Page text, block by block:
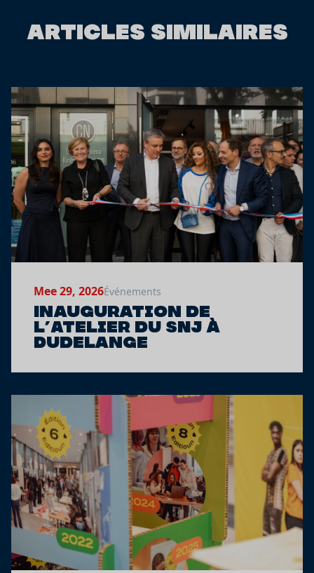
ARTICLES SIMILAIRES
Mee 29, 2026Événements
Inauguration de
l’Atelier du SNJ à
Dudelange